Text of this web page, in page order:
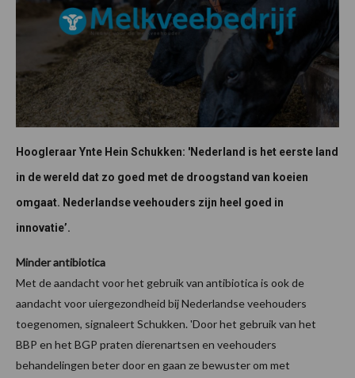
Hoogleraar Ynte Hein Schukken: 'Nederland is het eerste land
in de wereld dat zo goed met de droogstand van koeien
omgaat. Nederlandse veehouders zijn heel goed in
innovatie’.
Minder antibiotica
Met de aandacht voor het gebruik van antibiotica is ook de
aandacht voor uiergezondheid bij Nederlandse veehouders
toegenomen, signaleert Schukken. 'Door het gebruik van het
BBP en het BGP praten dierenartsen en veehouders
behandelingen beter door en gaan ze bewuster om met